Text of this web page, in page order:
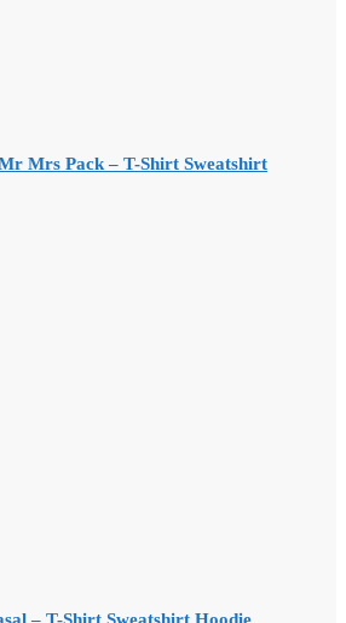
Mrs Pack – T-Shirt Sweatshirt